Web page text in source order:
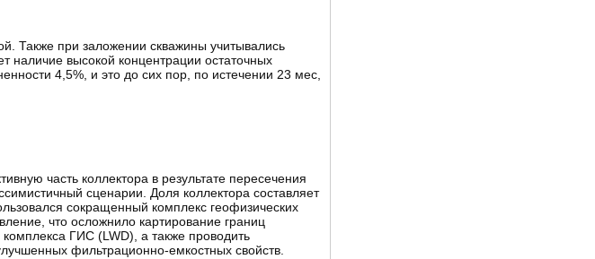
Также при заложении скважины учитывались
наличие высокой концентрации остаточных
4,5%, и это до сих пор, по истечении 23 мес,
часть коллектора в результате пересечения
сценарии. Доля коллектора составляет
сокращенный комплекс геофизических
что осложнило картирование границ
комплекса ГИС (LWD), а также проводить
фильтрационно-емкостных свойств.